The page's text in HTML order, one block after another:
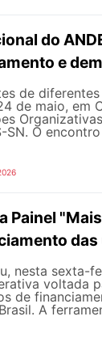
do
e
de
de maio, em
SN. O
Painel
nesta sexta-
voltada
de
A